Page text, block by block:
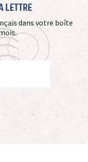
Lettre
dans votre boîte